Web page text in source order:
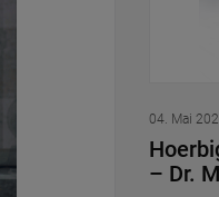
04. Mai
– Dr.